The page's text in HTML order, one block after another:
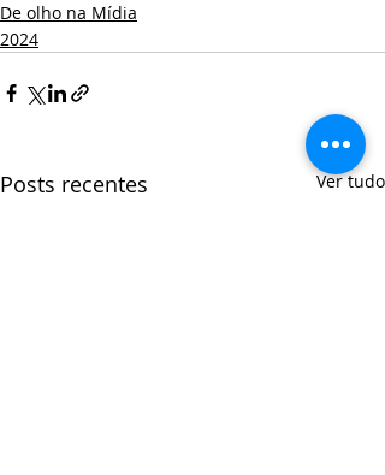
De olho na Mídia
2024
Posts recentes Ver tudo